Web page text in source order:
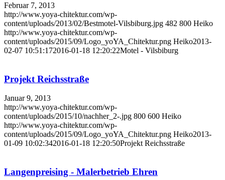
Februar 7, 2013
http://www.yoya-chitektur.com/wp-
content/uploads/2013/02/Bestmotel-Vilsbiburg.jpg 482 800 Heiko
http://www.yoya-chitektur.com/wp-
content/uploads/2015/09/Logo_yoYA_Chitektur.png Heiko2013-
02-07 10:51:172016-01-18 12:20:22Motel - Vilsbiburg
Projekt Reichsstraße
Januar 9, 2013
http://www.yoya-chitektur.com/wp-
content/uploads/2015/10/nachher_2-.jpg 800 600 Heiko
http://www.yoya-chitektur.com/wp-
content/uploads/2015/09/Logo_yoYA_Chitektur.png Heiko2013-
01-09 10:02:342016-01-18 12:20:50Projekt Reichsstraße
Langenpreising - Malerbetrieb Ehren